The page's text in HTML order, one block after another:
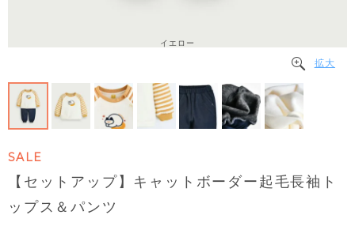
イエロー
拡大
SALE
【セットアップ】キャットボーダー起毛長袖ト
ップス＆パンツ